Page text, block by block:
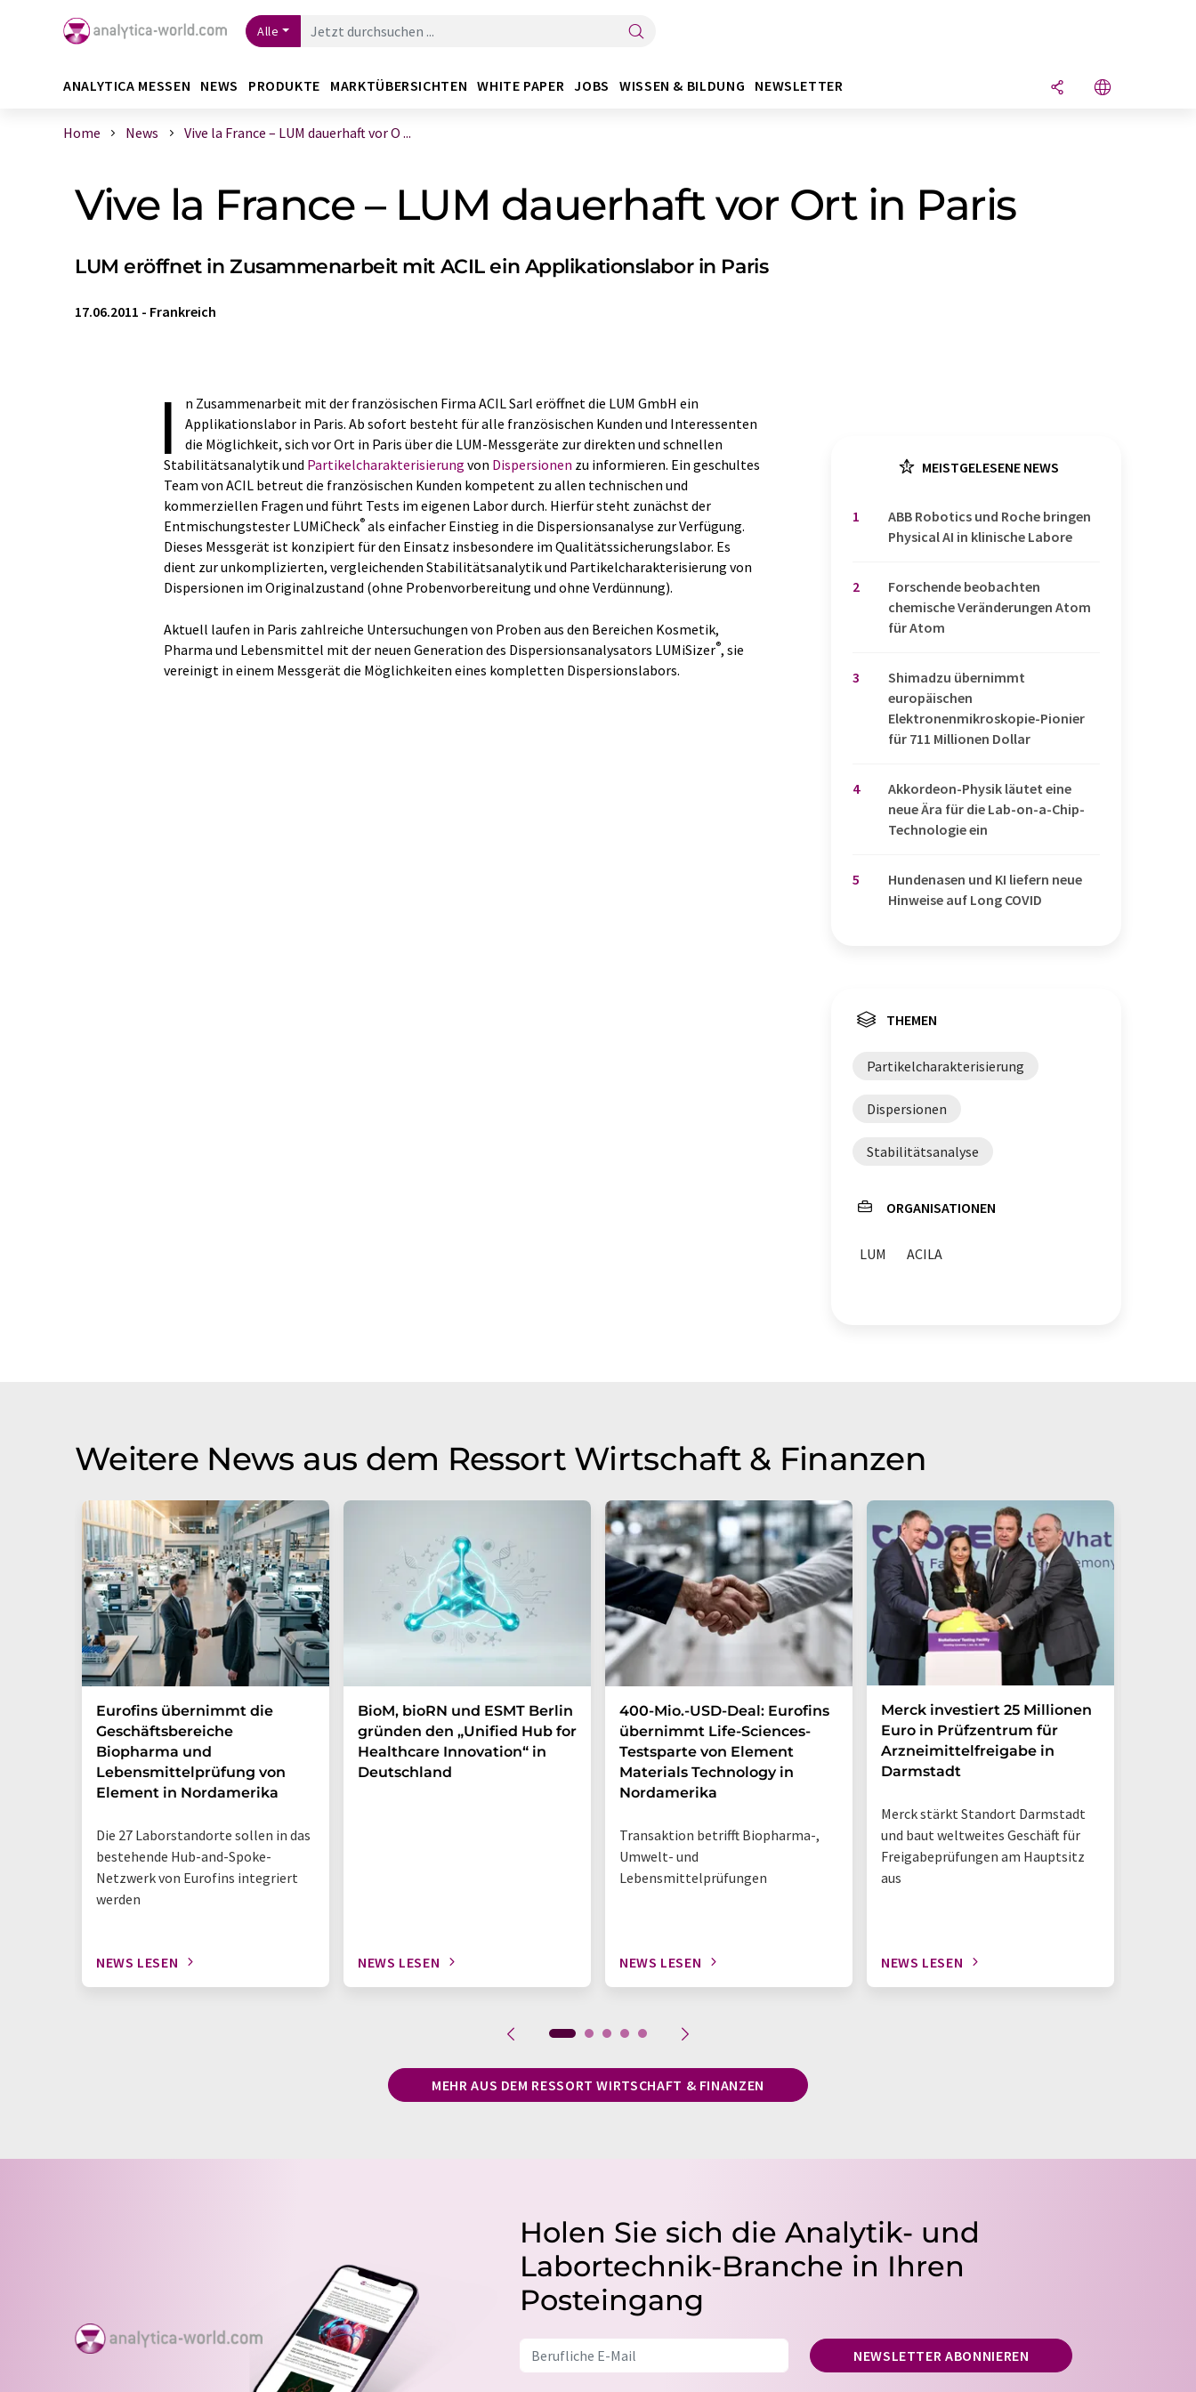
Alle
ANALYTICA MESSEN NEWS PRODUKTE MARKTÜBERSICHTEN WHITE PAPER JOBS WISSEN & BILDUNG NEWSLETTER
Home News Vive la France – LUM dauerhaft vor O ...
Vive la France – LUM dauerhaft vor Ort in Paris
LUM eröffnet in Zusammenarbeit mit ACIL ein Applikationslabor in Paris
17.06.2011 - Frankreich
I
n Zusammenarbeit mit der französischen Firma ACIL Sarl eröffnet die LUM GmbH ein
Applikationslabor in Paris. Ab sofort besteht für alle französischen Kunden und Interessenten
die Möglichkeit, sich vor Ort in Paris über die LUM-Messgeräte zur direkten und schnellen
Stabilitätsanalytik und Partikelcharakterisierung von Dispersionen zu informieren. Ein geschultes
Team von ACIL betreut die französischen Kunden kompetent zu allen technischen und
kommerziellen Fragen und führt Tests im eigenen Labor durch. Hierfür steht zunächst der
Entmischungstester LUMiCheck® als einfacher Einstieg in die Dispersionsanalyse zur Verfügung.
Dieses Messgerät ist konzipiert für den Einsatz insbesondere im Qualitätssicherungslabor. Es
dient zur unkomplizierten, vergleichenden Stabilitätsanalytik und Partikelcharakterisierung von
Dispersionen im Originalzustand (ohne Probenvorbereitung und ohne Verdünnung).
Aktuell laufen in Paris zahlreiche Untersuchungen von Proben aus den Bereichen Kosmetik,
Pharma und Lebensmittel mit der neuen Generation des Dispersionsanalysators LUMiSizer®, sie
vereinigt in einem Messgerät die Möglichkeiten eines kompletten Dispersionslabors.
MEISTGELESENE NEWS
1
​​​​​​​ABB Robotics und Roche bringen
Physical AI in klinische Labore
2
Forschende beobachten
chemische Veränderungen Atom
für Atom
3
Shimadzu übernimmt
europäischen
Elektronenmikroskopie-Pionier
für 711 Millionen Dollar
4
Akkordeon-Physik läutet eine
neue Ära für die Lab-on-a-Chip-
Technologie ein
5
Hundenasen und KI liefern neue
Hinweise auf Long COVID
THEMEN
Partikelcharakterisierung
Dispersionen
Stabilitätsanalyse
ORGANISATIONEN
LUM ACILA
Weitere News aus dem Ressort Wirtschaft & Finanzen
Eurofins übernimmt die
Geschäftsbereiche
Biopharma und
Lebensmittelprüfung von
Element in Nordamerika
Die 27 Laborstandorte sollen in das
bestehende Hub-and-Spoke-
Netzwerk von Eurofins integriert
werden
NEWS LESEN
BioM, bioRN und ESMT Berlin
gründen den „Unified Hub for
Healthcare Innovation“ in
Deutschland
NEWS LESEN
400-Mio.-USD-Deal: Eurofins
übernimmt Life-Sciences-
Testsparte von Element
Materials Technology in
Nordamerika
Transaktion betrifft Biopharma-,
Umwelt- und
Lebensmittelprüfungen
NEWS LESEN
Merck investiert 25 Millionen
Euro in Prüfzentrum für
Arzneimittelfreigabe in
Darmstadt
Merck stärkt Standort Darmstadt
und baut weltweites Geschäft für
Freigabeprüfungen am Hauptsitz
aus
NEWS LESEN
MEHR AUS DEM RESSORT WIRTSCHAFT & FINANZEN
Holen Sie sich die Analytik- und
Labortechnik-Branche in Ihren
Posteingang
NEWSLETTER ABONNIEREN